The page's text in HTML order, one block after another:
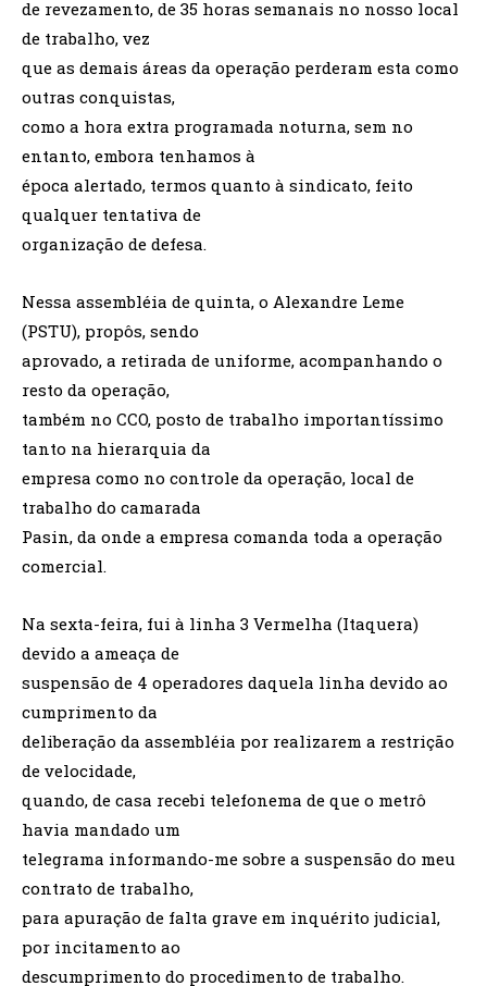
de revezamento, de 35 horas semanais no nosso local
de trabalho, vez
que as demais áreas da operação perderam esta como
outras conquistas,
como a hora extra programada noturna, sem no
entanto, embora tenhamos à
época alertado, termos quanto à sindicato, feito
qualquer tentativa de
organização de defesa.
Nessa assembléia de quinta, o Alexandre Leme
(PSTU), propôs, sendo
aprovado, a retirada de uniforme, acompanhando o
resto da operação,
também no CCO, posto de trabalho importantíssimo
tanto na hierarquia da
empresa como no controle da operação, local de
trabalho do camarada
Pasin, da onde a empresa comanda toda a operação
comercial.
Na sexta-feira, fui à linha 3 Vermelha (Itaquera)
devido a ameaça de
suspensão de 4 operadores daquela linha devido ao
cumprimento da
deliberação da assembléia por realizarem a restrição
de velocidade,
quando, de casa recebi telefonema de que o metrô
havia mandado um
telegrama informando-me sobre a suspensão do meu
contrato de trabalho,
para apuração de falta grave em inquérito judicial,
por incitamento ao
descumprimento do procedimento de trabalho.